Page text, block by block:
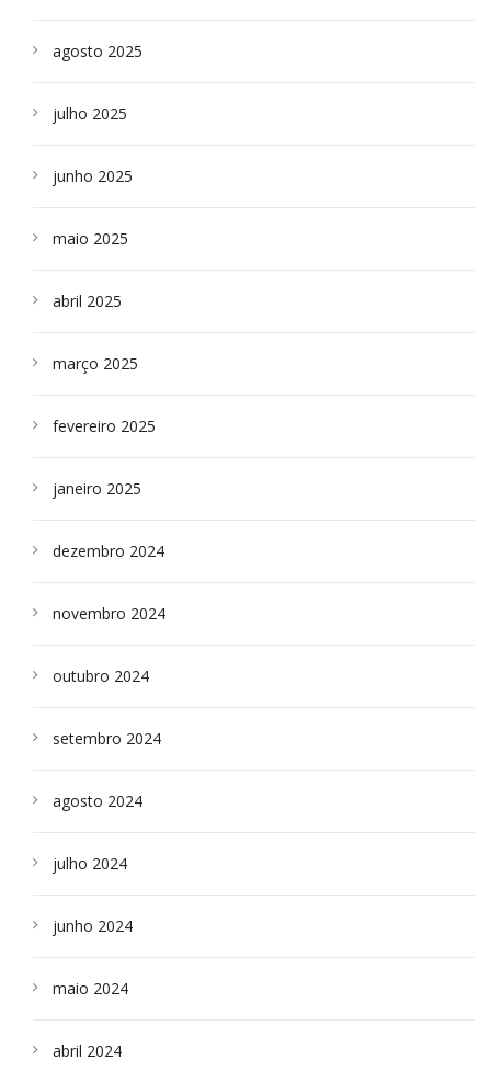
agosto 2025
julho 2025
junho 2025
maio 2025
abril 2025
março 2025
fevereiro 2025
janeiro 2025
dezembro 2024
novembro 2024
outubro 2024
setembro 2024
agosto 2024
julho 2024
junho 2024
maio 2024
abril 2024